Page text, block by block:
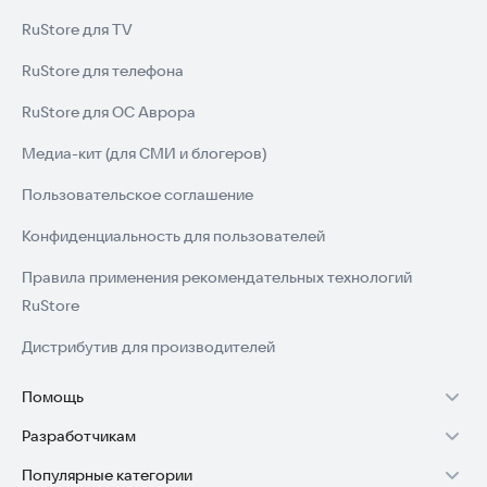
RuStore для TV
RuStore для телефона
RuStore для ОС Аврора
Медиа-кит (для СМИ и блогеров)
Пользовательское соглашение
Конфиденциальность для пользователей
Правила применения рекомендательных технологий
RuStore
Дистрибутив для производителей
Помощь
Установка RuStore на TV
Установка RuStore на телефон
Разработчикам
Зарабатывать с RuStore
Популярные категории